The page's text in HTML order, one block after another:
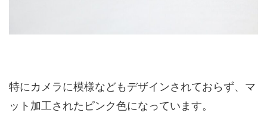
特にカメラに模様などもデザインされておらず、マ
ット加工されたピンク色になっています。